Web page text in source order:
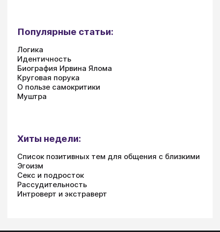
Популярные статьи:
Логика
Идентичность
Биография Ирвина Ялома
Круговая порука
О пользе самокритики
Муштра
Хиты недели:
Список позитивных тем для общения с близкими
Эгоизм
Секс и подросток
Рассудительность
Интроверт и экстраверт